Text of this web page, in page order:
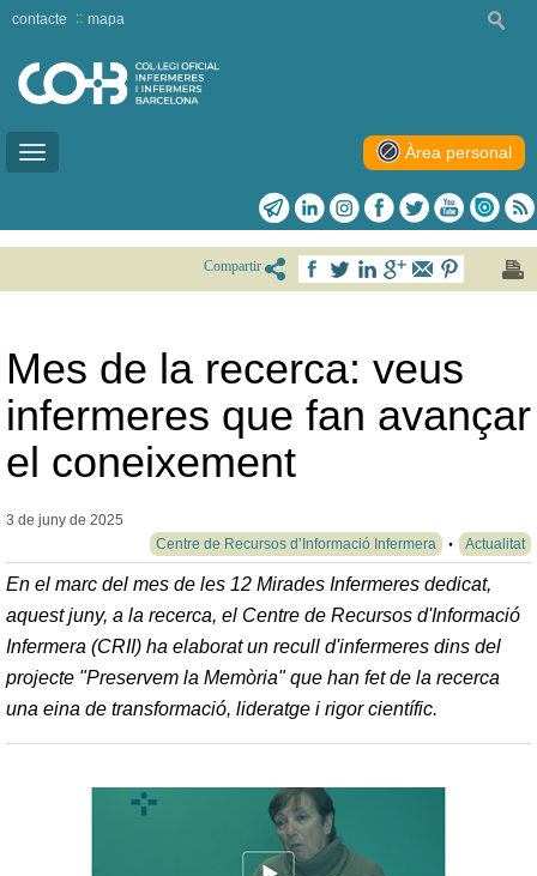
Toggle
contacte mapa
Àrea personal
Compartir
Mes de la recerca: veus
infermeres que fan avançar
el coneixement
3 de juny de 2025
Centre de Recursos d’Informació Infermera
Actualitat
En el marc del mes de les 12 Mirades Infermeres dedicat,
aquest juny, a la recerca, el Centre de Recursos d'Informació
Infermera (CRII) ha elaborat un recull d'infermeres dins del
projecte "Preservem la Memòria" que han fet de la recerca
una eina de transformació, lideratge i rigor científic.